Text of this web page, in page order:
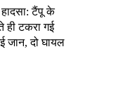
हादसा: टैंपू के
ही टकरा गई
जान, दो घायल